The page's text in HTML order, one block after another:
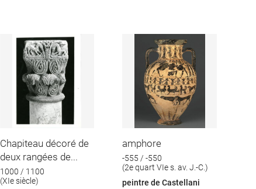
format
Chapiteau décoré de
deux rangées de...
1000 / 1100
(XIe siècle)
amphore
-555 / -550
(2e quart VIe s. av. J.-C.)
peintre de Castellani